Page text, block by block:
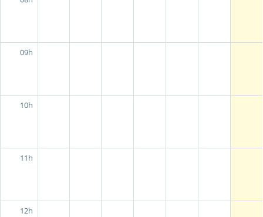
09h
10h
11h
12h